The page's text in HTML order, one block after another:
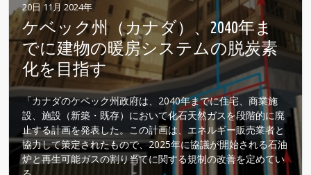
20日 11月 2024年
ケベック州（カナダ）、2040年ま
でに建物の暖房システムの脱炭素
化を目指す
「カナダのケベック州政府は、2040年までに住宅、商業施
設、施設（新築・既存）において化石天然ガスを段階的に廃
止する計画を発表した。この計画は、エネルギー販売業者と
協力して策定されたもので、2025年に協議が開始される石油
炉と再生可能ガスの割り当てに関する規制の改善を定めてい